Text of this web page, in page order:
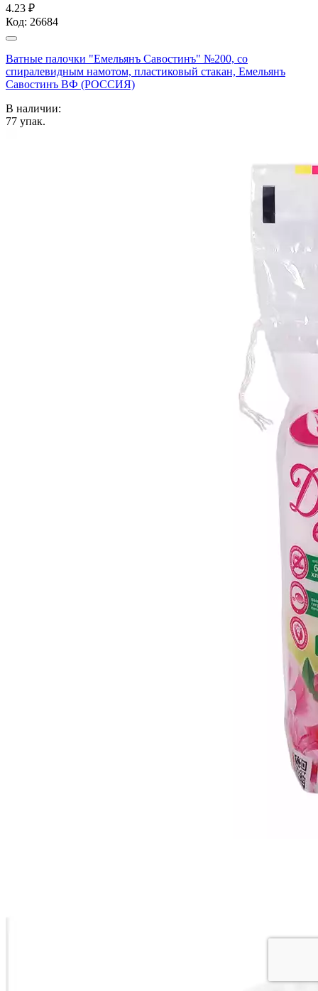
4.23 ₽
Код: 26684
Ватные палочки "Емельянъ Савостинъ" №200, со
спиралевидным намотом, пластиковый стакан, Емельянъ
Савостинъ ВФ (РОССИЯ)
В наличии:
77 упак.